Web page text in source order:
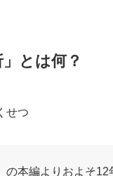
とは何？
せつ
の本編よりおよそ12